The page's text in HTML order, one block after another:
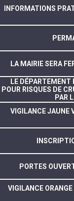
INFORMATIONS
LA MAIRIE SERA
LE DÉPARTEMENT
POUR RISQUES DE
PAR
VIGILANCE JAUNE
PORTES
VIGILANCE